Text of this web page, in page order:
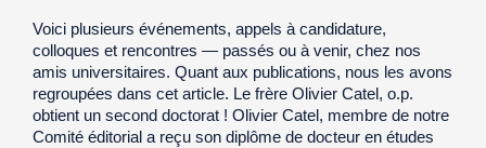
Voici plusieurs événements, appels à candidature,
colloques et rencontres — passés ou à venir, chez nos
amis universitaires. Quant aux publications, nous les avons
regroupées dans cet article. Le frère Olivier Catel, o.p.
obtient un second doctorat ! Olivier Catel, membre de notre
Comité éditorial a reçu son diplôme de docteur en études